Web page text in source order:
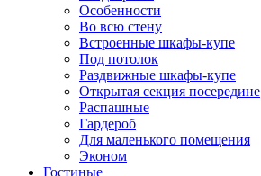
Особенности
Во всю стену
Встроенные шкафы-купе
Под потолок
Раздвижные шкафы-купе
Открытая секция посередине
Распашные
Гардероб
Для маленького помещения
Эконом
Гостиные